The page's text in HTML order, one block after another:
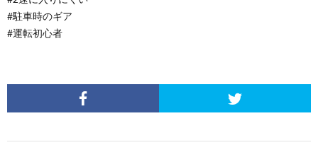
#駐車時のギア
#運転初心者